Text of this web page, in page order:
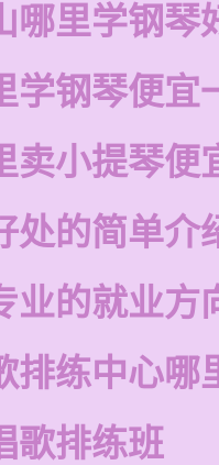
哪里学钢琴
学钢琴便宜
卖小提琴便
处的简单介
业的就业方
排练中心哪
歌排练班